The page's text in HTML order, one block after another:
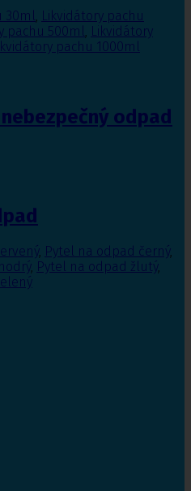
30ml, Likvidátory pachu
pachu 500ml, Likvidátory
pachu 1000ml
odpad
, Pytel na odpad černý,
, Pytel na odpad žlutý,